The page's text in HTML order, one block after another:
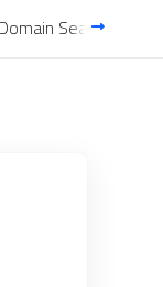
Domain Search